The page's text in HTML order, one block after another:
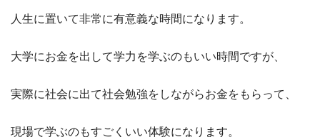
人生に置いて非常に有意義な時間になります。
大学にお金を出して学力を学ぶのもいい時間ですが、
実際に社会に出て社会勉強をしながらお金をもらって、
現場で学ぶのもすごくいい体験になります。